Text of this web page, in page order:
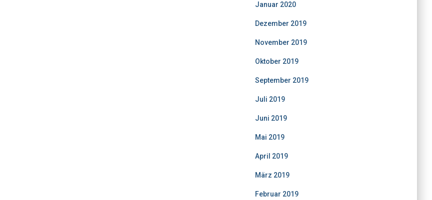
Januar 2020
Dezember 2019
November 2019
Oktober 2019
September 2019
Juli 2019
Juni 2019
Mai 2019
April 2019
März 2019
Februar 2019